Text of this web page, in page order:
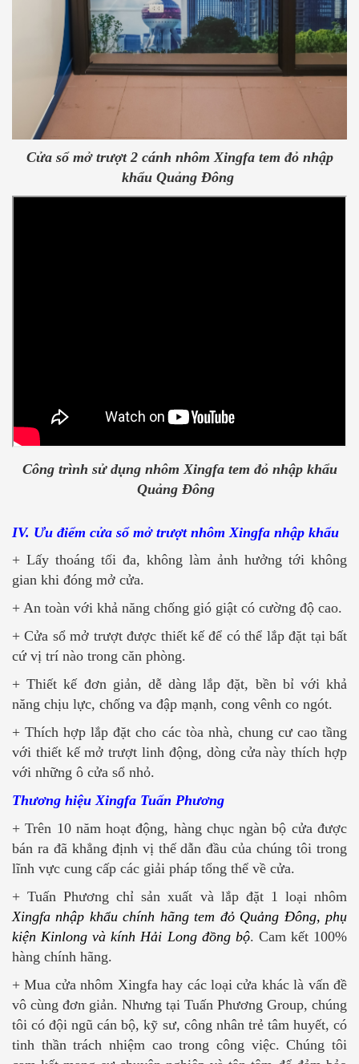
Cửa sổ mở trượt 2 cánh nhôm Xingfa tem đỏ nhập
khẩu Quảng Đông
Công trình sử dụng nhôm Xingfa tem đỏ nhập khẩu
Quảng Đông
IV. Ưu điểm cửa sổ mở trượt nhôm Xingfa nhập khẩu
+ Lấy thoáng tối đa, không làm ảnh hưởng tới không
gian khi đóng mở cửa.
+ An toàn với khả năng chống gió giật có cường độ cao.
+ Cửa sổ mở trượt được thiết kế để có thể lắp đặt tại bất
cứ vị trí nào trong căn phòng.
+ Thiết kế đơn giản, dễ dàng lắp đặt, bền bỉ với khả
năng chịu lực, chống va đập mạnh, cong vênh co ngót.
+ Thích hợp lắp đặt cho các tòa nhà, chung cư cao tầng
với thiết kế mở trượt linh động, dòng cửa này thích hợp
với những ô cửa sổ nhỏ.
Thương hiệu Xingfa Tuấn Phương
+ Trên 10 năm hoạt động, hàng chục ngàn bộ cửa được
bán ra đã khẳng định vị thế dẫn đầu của chúng tôi trong
lĩnh vực cung cấp các giải pháp tổng thể về cửa.
+ Tuấn Phương chỉ sản xuất và lắp đặt 1 loại nhôm
Xingfa nhập khẩu chính hãng tem đỏ Quảng Đông, phụ
kiện Kinlong và kính Hải Long đồng bộ. Cam kết 100%
hàng chính hãng.
+ Mua cửa nhôm Xingfa hay các loại cửa khác là vấn đề
vô cùng đơn giản. Nhưng tại Tuấn Phương Group, chúng
tôi có đội ngũ cán bộ, kỹ sư, công nhân trẻ tâm huyết, có
tinh thần trách nhiệm cao trong công việc. Chúng tôi